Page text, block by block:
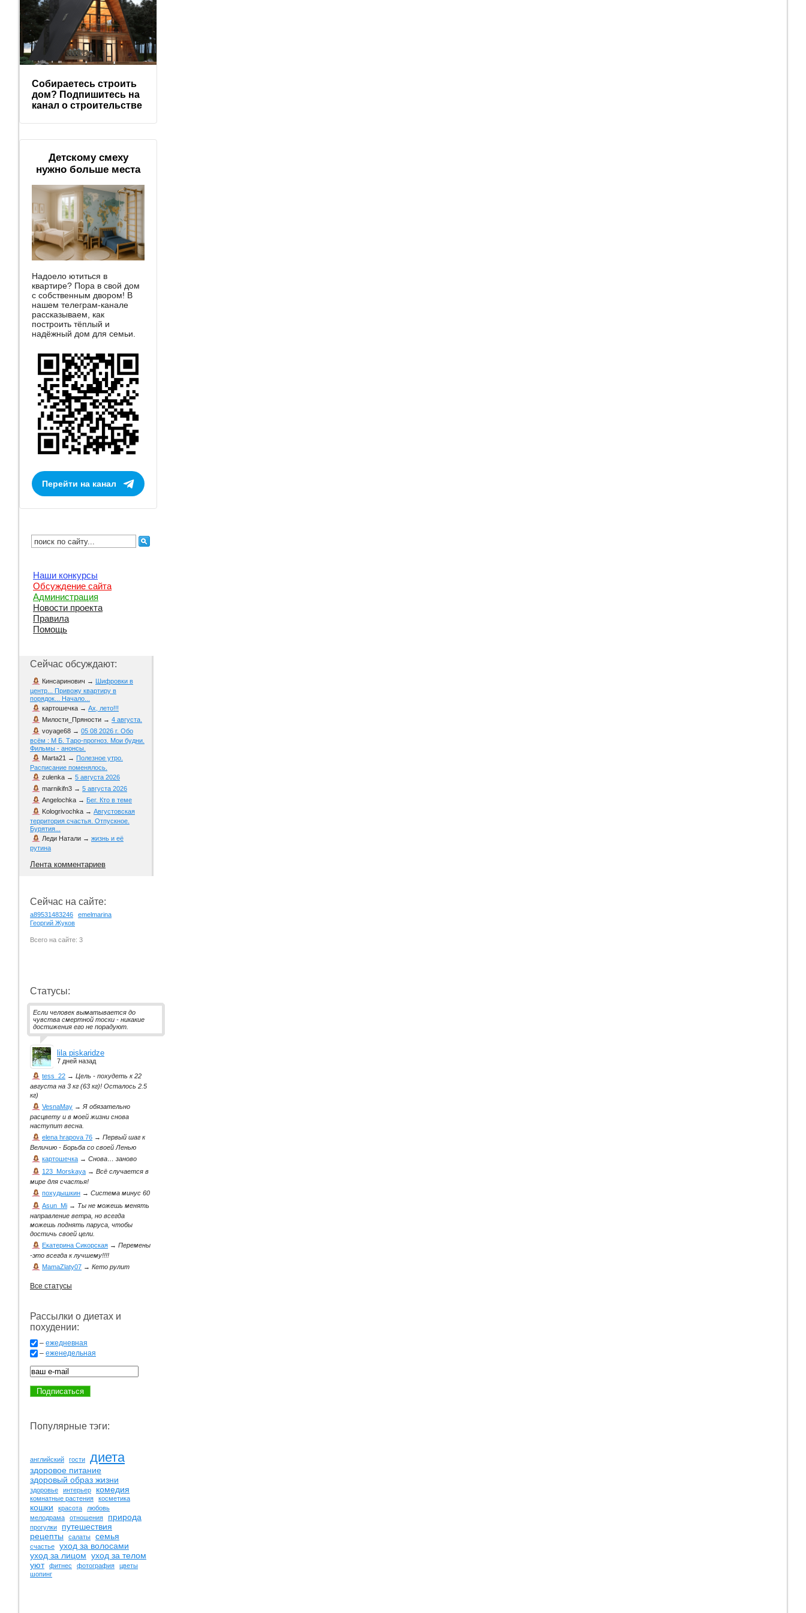
Собираетесь строить
дом? Подпишитесь на
канал о строительстве
Детскому смеху
нужно больше места
Надоело ютиться в
квартире? Пора в свой дом
с собственным двором! В
нашем телеграм-канале
рассказываем, как
построить тёплый и
надёжный дом для семьи.
Перейти на канал
Наши конкурсы
Обсуждение сайта
Администрация
Новости проекта
Правила
Помощь
Сейчас обсуждают:
Кинсаринович → Шифровки в
центр... Привожу квартиру в
порядок... Начало...
картошечка → Ах, лето!!!
Милости_Пряности → 4 августа.
voyage68 → 05 08 2026 г. Обо
всём : М Б. Таро-прогноз. Мои будни.
Фильмы - анонсы.
Marta21 → Полезное утро.
Расписание поменялось.
zulenka → 5 августа 2026
marnikifn3 → 5 августа 2026
Angelochka → Бег. Кто в теме
Kologrivochka → Августовская
территория счастья. Отпускное.
Бурятия...
Леди Натали → жизнь и её
рутина
Лента комментариев
Сейчас на сайте:
a89531483246
emelmarina
Георгий Жуков
Всего на сайте: 3
Статусы:
Если человек выматывается до
чувства смертной тоски - никакие
достижения его не порадуют.
lila piskaridze
7 дней назад
tess_22 → Цель - похудеть к 22
августа на 3 кг (63 кг)! Осталось 2.5
кг)
VesnaMay →Я обязательно
расцвету и в моей жизни снова
наступит весна.
elena hrapova 76 → Первый шаг к
Величию - Борьба со своей Ленью
картошечка → Снова… заново
123_Morskaya → Всё случается в
мире для счастья!
похудышкин → Система минус 60
Asun_Mi → Ты не можешь менять
направление ветра, но всегда
можешь поднять паруса, чтобы
достичь своей цели.
Екатерина Сикорская → Перемены
-это всегда к лучшему!!!!
MamaZlaty07 → Кето рулит
Все статусы
Рассылки о диетах и
похудении:
– ежедневная
– еженедельная
Популярные тэги:
английский гости диета
здоровое питание
здоровый образ жизни
здоровье интерьер комедия
комнатные растения косметика
кошки красота
любовь
мелодрама
отношения природа
прогулки
путешествия
рецепты
салаты семья
счастье
уход за волосами
уход за лицом уход за телом
уют
фитнес фотография
цветы
шопинг